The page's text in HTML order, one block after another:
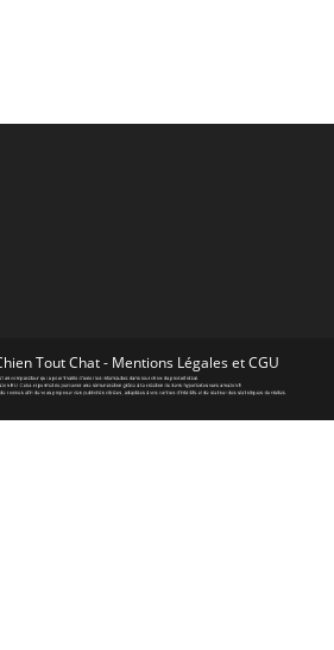
Tout Chat - Mentions Légales et CGU